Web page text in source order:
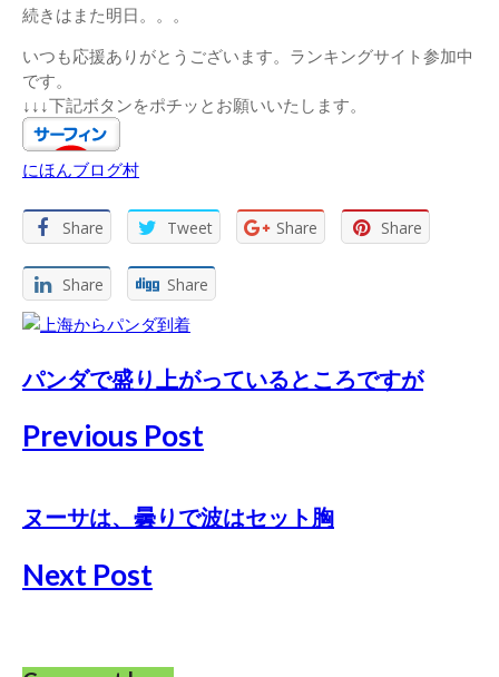
続きはまた明日。。。
いつも応援ありがとうございます。ランキングサイト参加中
です。
↓↓↓下記ボタンをポチッとお願いいたします。
にほんブログ村
Share Tweet Share Share
Share Share
パンダで盛り上がっているところですが
Previous Post
ヌーサは、曇りで波はセット胸
Next Post